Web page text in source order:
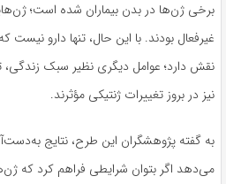
برخی ژن‌ها در بدن بیماران شده است؛
غیرفعال بودند. با این حال، تنها دارو
نقش دارد؛ عوامل دیگری نظیر سبک زندگی،
نیز در بروز تغییرات ژنتیکی مؤثرند.
به گفته پژوهشگران این طرح، نتایج
می‌دهد اگر بتوان شرایطی فراهم کرد که